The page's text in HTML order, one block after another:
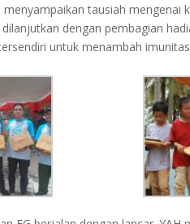
menyampaikan tausiah
dengan pembagian
untuk menambah